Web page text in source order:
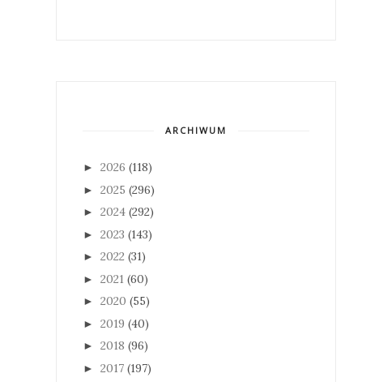
ARCHIWUM
► 2026 (118)
► 2025 (296)
► 2024 (292)
► 2023 (143)
► 2022 (31)
► 2021 (60)
► 2020 (55)
► 2019 (40)
► 2018 (96)
► 2017 (197)